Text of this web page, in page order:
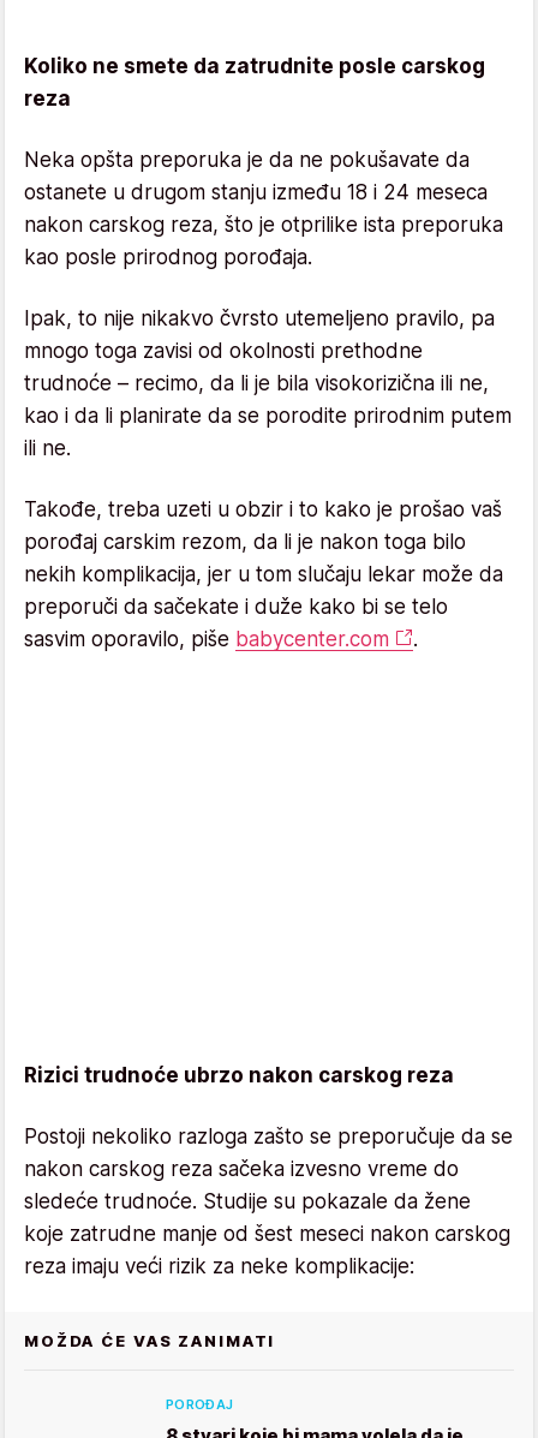
Koliko ne smete da zatrudnite posle carskog
reza
Neka opšta preporuka je da ne pokušavate da
ostanete u drugom stanju između 18 i 24 meseca
nakon carskog reza, što je otprilike ista preporuka
kao posle prirodnog porođaja.
Ipak, to nije nikakvo čvrsto utemeljeno pravilo, pa
mnogo toga zavisi od okolnosti prethodne
trudnoće – recimo, da li je bila visokorizična ili ne,
kao i da li planirate da se porodite prirodnim putem
ili ne.
Takođe, treba uzeti u obzir i to kako je prošao vaš
porođaj carskim rezom, da li je nakon toga bilo
nekih komplikacija, jer u tom slučaju lekar može da
preporuči da sačekate i duže kako bi se telo
sasvim oporavilo, piše babycenter.com .
Rizici trudnoće ubrzo nakon carskog reza
Postoji nekoliko razloga zašto se preporučuje da se
nakon carskog reza sačeka izvesno vreme do
sledeće trudnoće. Studije su pokazale da žene
koje zatrudne manje od šest meseci nakon carskog
reza imaju veći rizik za neke komplikacije:
MOŽDA ĆE VAS ZANIMATI
POROĐAJ